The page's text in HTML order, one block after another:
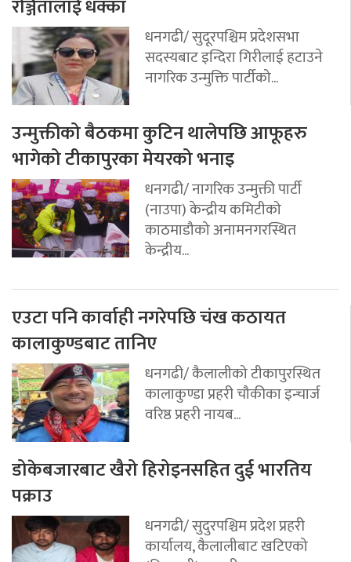
रञ्जितालाई धक्का
धनगढी/ सुदूरपश्चिम प्रदेशसभा
सदस्यबाट इन्दिरा गिरीलाई हटाउने
नागरिक उन्मुक्ति पार्टीको...
उन्मुक्तीको बैठकमा कुटिन थालेपछि आफूहरु
भागेको टीकापुरका मेयरको भनाइ
धनगढी/ नागरिक उन्मुक्ती पार्टी
(नाउपा) केन्द्रीय कमिटीको
काठमाडौको अनामनगरस्थित
केन्द्रीय...
एउटा पनि कार्वाही नगरेपछि चंख कठायत
कालाकुण्डबाट तानिए
धनगढी/ कैलालीको टीकापुरस्थित
कालाकुण्डा प्रहरी चौकीका इन्चार्ज
वरिष्ठ प्रहरी नायब...
डोकेबजारबाट खैरो हिरोइनसहित दुई भारतिय
पक्राउ
धनगढी/ सुदुरपश्चिम प्रदेश प्रहरी
कार्यालय, कैलालीबाट खटिएको